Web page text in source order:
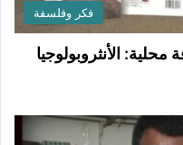
فكر وفلسفة
الأنثروبولوجيا